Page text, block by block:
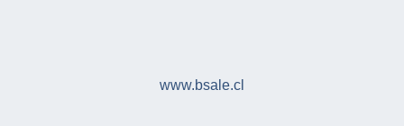
www.bsale.cl